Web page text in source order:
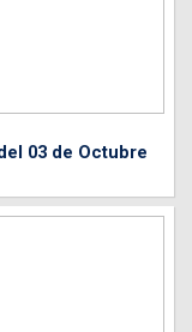
03 de Octubre